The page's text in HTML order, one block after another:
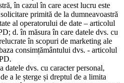
în cazul în care acest lucru este
primită de la dumneavoastră
al operatorului de date – articolul
d. în măsura în care datele dvs. cu
în scopuri de marketing ale
consimțământului dvs. - articolul
datele dvs. cu caracter personal,
a le șterge și dreptul de a limita